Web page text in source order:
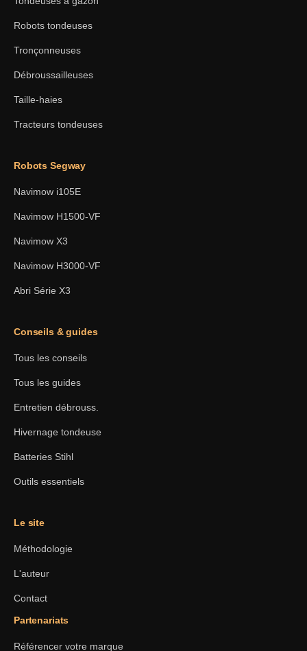
Robots tondeuses
Tronçonneuses
Débroussailleuses
Taille-haies
Tracteurs tondeuses
Robots Segway
Navimow i105E
Navimow H1500-VF
Navimow X3
Navimow H3000-VF
Abri Série X3
Conseils & guides
Tous les conseils
Tous les guides
Entretien débrouss.
Hivernage tondeuse
Batteries Stihl
Outils essentiels
Le site
Méthodologie
L'auteur
Contact
Partenariats
Référencer votre marque